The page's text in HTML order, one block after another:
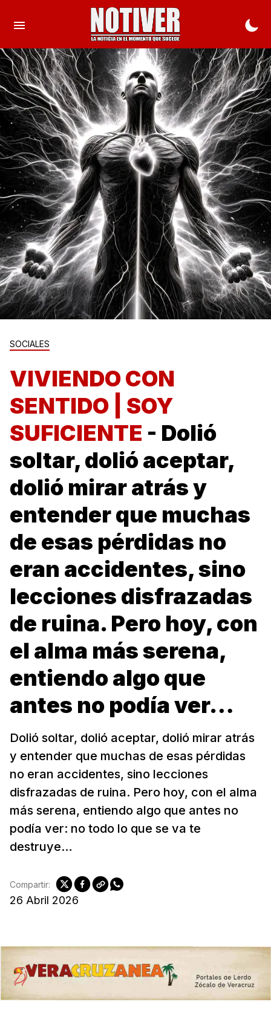
SOCIALES
VIVIENDO CON
SENTIDO | SOY
SUFICIENTE - Dolió
soltar, dolió aceptar,
dolió mirar atrás y
entender que muchas
de esas pérdidas no
eran accidentes, sino
lecciones disfrazadas
de ruina. Pero hoy, con
el alma más serena,
entiendo algo que
antes no podía ver…
Dolió soltar, dolió aceptar, dolió mirar atrás
y entender que muchas de esas pérdidas
no eran accidentes, sino lecciones
disfrazadas de ruina. Pero hoy, con el alma
más serena, entiendo algo que antes no
podía ver: no todo lo que se va te
destruye…
26 Abril 2026
Compartir: